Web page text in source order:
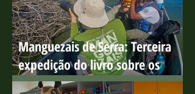
Manguezais de Serra: Terceira
28 de jul.